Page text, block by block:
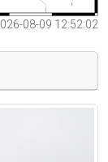
08-09 12:52:02